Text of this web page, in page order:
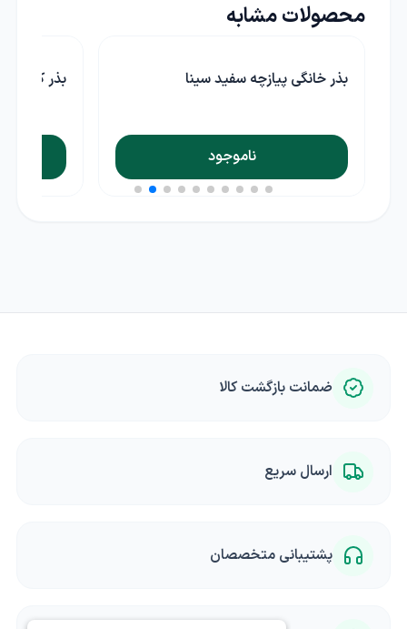
محصولات مشابه
بذر کاسنی گرین سید
ناموجود
بذر خانگی
ضمانت بازگشت کالا
ارسال سریع
پشتیبانی متخصصان